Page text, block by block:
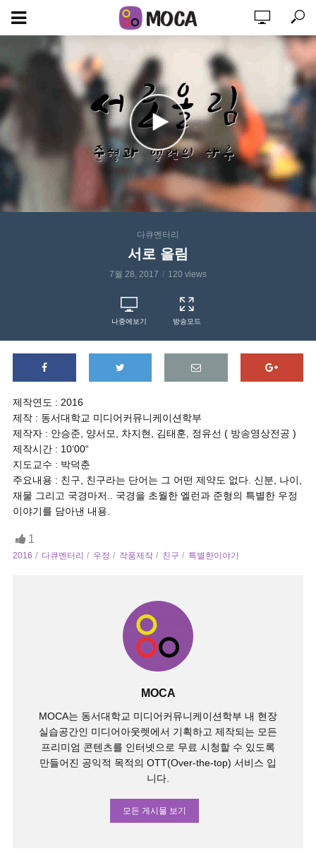
다큐멘터리
서로 올림
7월 28, 2017 120 views
나중에보기 방송모드
제작연도 : 2016
제작 : 동서대학교 미디어커뮤니케이션학부
제작자 : 안승준, 양서모, 차지현, 김태훈, 정유선 ( 방송영상전공 )
제작시간 : 10‘00“
지도교수 : 박덕춘
주요내용 : 친구, 친구라는 단어는 그 어떤 제약도 없다. 신분, 나이,
재물 그리고 국경마저.. 국경을 초월한 엘런과 준형의 특별한 우정
이야기를 담아낸 내용.
1
2016 다큐멘터리 우정 작품제작 친구 특별한이야기
MOCA
MOCA는 동서대학교 미디어커뮤니케이션학부 내 현장
실습공간인 미디어아웃렛에서 기획하고 제작되는 모든
프리미엄 콘텐츠를 인터넷으로 무료 시청할 수 있도록
만들어진 공익적 목적의 OTT(Over-the-top) 서비스 입
니다.
모든 게시물 보기